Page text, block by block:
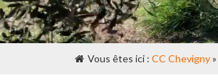
Vous êtes ici : CC Chevigny»